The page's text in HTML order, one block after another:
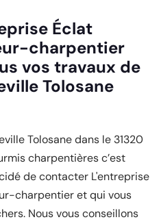
Éclat
charpentier
vos travaux de
Tolosane
Tolosane dans le 31320
charpentières c’est
de contacter L'entreprise
charpentier et qui vous
Nous vous conseillons